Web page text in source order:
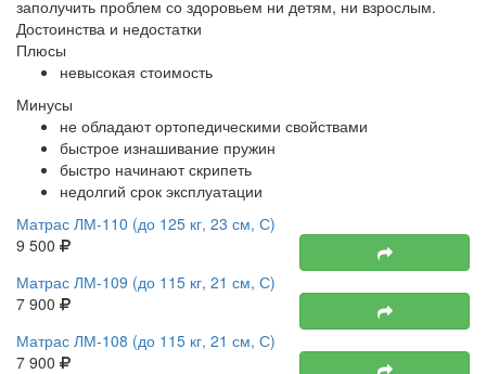
заполучить проблем со здоровьем ни детям, ни взрослым.
Достоинства и недостатки
Плюсы
невысокая стоимость
Минусы
не обладают ортопедическими свойствами
быстрое изнашивание пружин
быстро начинают скрипеть
недолгий срок эксплуатации
Матрас ЛМ-110 (до 125 кг, 23 см, С)
9 500
Матрас ЛМ-109 (до 115 кг, 21 см, С)
7 900
Матрас ЛМ-108 (до 115 кг, 21 см, С)
7 900